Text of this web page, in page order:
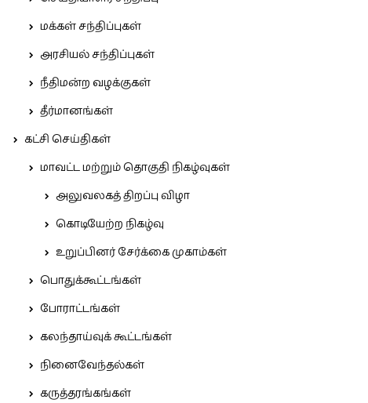
மக்கள் சந்திப்புகள்
அரசியல் சந்திப்புகள்
நீதிமன்ற வழக்குகள்
தீர்மானங்கள்
கட்சி செய்திகள்
மாவட்ட மற்றும் தொகுதி நிகழ்வுகள்
அலுவலகத் திறப்பு விழா
கொடியேற்ற நிகழ்வு
உறுப்பினர் சேர்க்கை முகாம்கள்
பொதுக்கூட்டங்கள்
போராட்டங்கள்
கலந்தாய்வுக் கூட்டங்கள்
நினைவேந்தல்கள்
கருத்தரங்கங்கள்